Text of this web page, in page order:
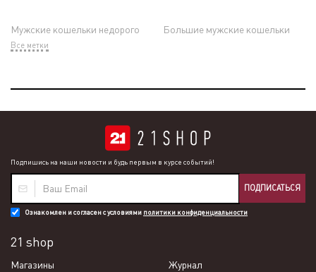
Мужские кошельки недорого Большие мужские кошельки
Все метки
Подпишись на наши новости и будь первым в курсе событий!
ПОДПИСАТЬСЯ
Ознакомлен и согласен с условиями политики конфиденциальности
21 shop
Магазины
Журнал